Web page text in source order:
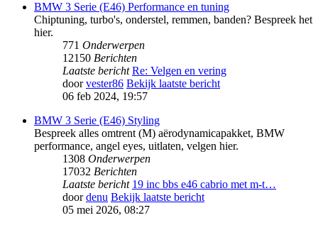
BMW 3 Serie (E46) Performance en tuning
Chiptuning, turbo's, onderstel, remmen, banden? Bespreek het
hier.
771 Onderwerpen
12150 Berichten
Laatste bericht Re: Velgen en vering
doorvester86 Bekijk laatste bericht
06 feb 2024, 19:57
BMW 3 Serie (E46) Styling
Bespreek alles omtrent (M) aërodynamicapakket, BMW
performance, angel eyes, uitlaten, velgen hier.
1308 Onderwerpen
17032 Berichten
Laatste bericht 19 inc bbs e46 cabrio met m-t…
doordenu Bekijk laatste bericht
05 mei 2026, 08:27